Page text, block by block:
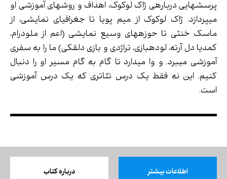
پرسش­هایی درباره­ی ژاک لوکوک، اهداف و روش­های آموزشی او
می­پردازد. ژاک لوکوک از میم پویا تا جغرافیای نمایشی، از
ماسک خنثی تا حوزه­های وسیع نمایشی (اعم از ملودرام،
کمدیا دل آرته، لوده­بازی، تراژدی و بازی دلقکی) ما را به سفری
آموزشی می­برد. و وا می­دارد تا گام به گام مسیر او را دنبال
کنیم. این نه فقط یک درس تئاتری که یک درس آموزشی
است.
اطلاعات بیشتر درباره کتاب